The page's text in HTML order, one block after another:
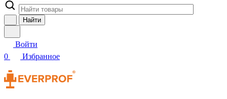
Найти
Войти
0
Избранное